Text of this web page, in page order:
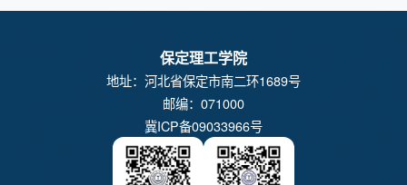
保定理工学院
地址：河北省保定市南二环1689号
邮编：071000
冀ICP备09033966号